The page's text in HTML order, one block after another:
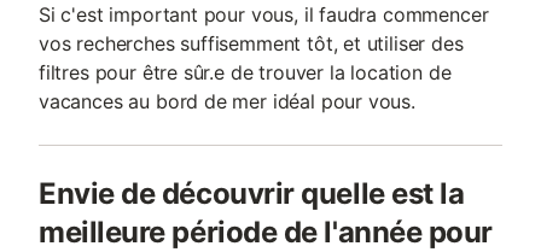
Si c'est important pour vous, il faudra commencer
vos recherches suffisemment tôt, et utiliser des
filtres pour être sûr.e de trouver la location de
vacances au bord de mer idéal pour vous.
Envie de découvrir quelle est la
meilleure période de l'année pour